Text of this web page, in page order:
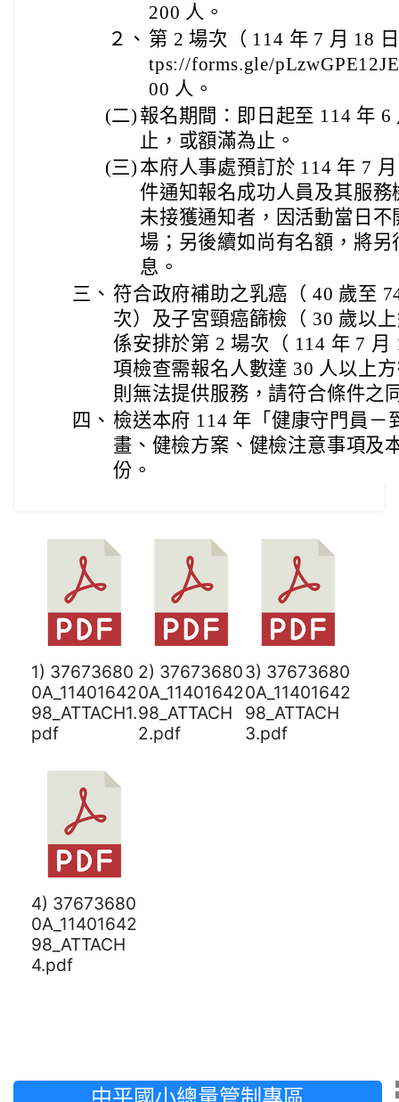
200 人。
２、 第 2 場次（ 114 年 7 月 18
tps://forms.gle/
00 人。
(二) 報名期間：即日起至 114 年
止，或額滿為止。
(三) 本府人事處預訂於 114 年 7
件通知報名成功人員及其服
未接獲通知者，因活動當日
場；另後續如尚有名額，將
息。
三、 符合政府補助之乳癌（ 40 歲至
次）及子宮頸癌篩檢（ 30 歲以
係安排於第 2 場次（ 114 年 7
項檢查需報名人數達 30 人以上
則無法提供服務，請符合條件之
四、 檢送本府 114 年「健康守門員－
畫、健檢方案、健檢注意事項及
份。
1) 37673680
0A_11401642
98_ATTACH1.
pdf
2) 37673680
0A_11401642
98_ATTACH
2.pdf
3) 37673680
0A_11401642
98_ATTACH
3.pdf
4) 37673680
0A_11401642
98_ATTACH
4.pdf